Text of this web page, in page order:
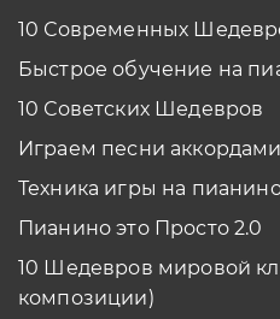
Как проходить
помощью
10 Современных
Быстрое обучение на
10 Советских Шедевров
Играем песни
Техника игры на
Пианино это Просто 2.0
10 Шедевров мировой
композиции)